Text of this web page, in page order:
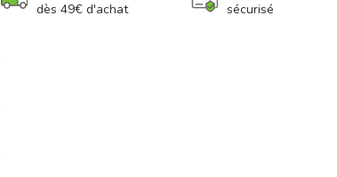
dès 49€ d'achat
sécurisé